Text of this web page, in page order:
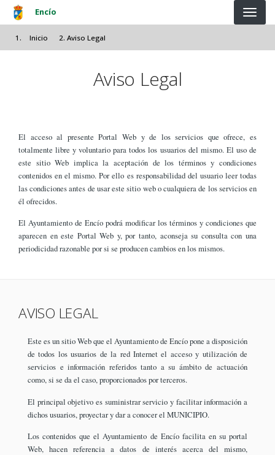
Pasar al contenido principal
Encío
Inicio Aviso Legal
Aviso Legal
El acceso al presente Portal Web y de los servicios que ofrece, es
totalmente libre y voluntario para todos los usuarios del mismo. El uso de
este sitio Web implica la aceptación de los términos y condiciones
contenidos en el mismo. Por ello es responsabilidad del usuario leer todas
las condiciones antes de usar este sitio web o cualquiera de los servicios en
él ofrecidos.
El Ayuntamiento de Encío podrá modificar los términos y condiciones que
aparecen en este Portal Web y, por tanto, aconseja su consulta con una
periodicidad razonable por si se producen cambios en los mismos.
AVISO LEGAL
Este es un sitio Web que el Ayuntamiento de Encío pone a disposición
de todos los usuarios de la red Internet el acceso y utilización de
servicios e información referidos tanto a su ámbito de actuación
como, si se da el caso, proporcionados por terceros.
El principal objetivo es suministrar servicio y facilitar información a
dichos usuarios, proyectar y dar a conocer el MUNICIPIO.
Los contenidos que el Ayuntamiento de Encío facilita en su portal
Web, hacen referencia a datos de interés acerca del mismo,